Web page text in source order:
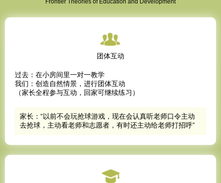
团体互动
过去：在小房间里一对一教学
我们：创造自然情景，进行团体互动
（家长全程参与互动，回家可继续练习）
家长：“以前不会玩抢球游戏，现在会认真听老师口令主动
去抢球，主动看老师和志愿者，有时还主动给老师打招呼”